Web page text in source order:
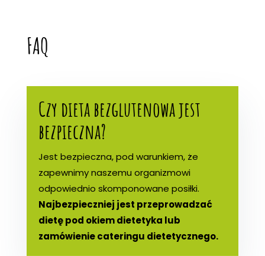
FAQ
Czy dieta bezglutenowa jest
bezpieczna?
Jest bezpieczna, pod warunkiem, że
zapewnimy naszemu organizmowi
odpowiednio skomponowane posiłki.
Najbezpieczniej jest przeprowadzać
dietę pod okiem dietetyka lub
zamówienie cateringu dietetycznego.